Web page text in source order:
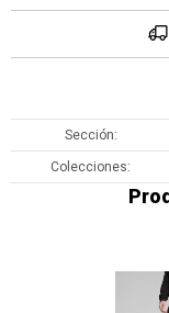
Sección
Colecciones